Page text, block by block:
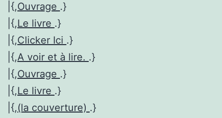
|{,Ouvrage .}
|{,Le livre .}
|{,Clicker Ici .}
|{,A voir et à lire. .}
|{,Ouvrage .}
|{,Le livre .}
|{,(la couverture) .}